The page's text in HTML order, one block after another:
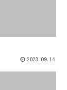
2023.09.14